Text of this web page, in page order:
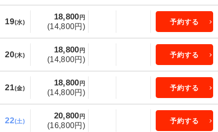
19(水)
18,800 円
(14,800円)
予約する
20(木)
18,800 円
(14,800円)
予約する
21(金)
18,800 円
(14,800円)
予約する
22(土)
20,800 円
(16,800円)
予約する